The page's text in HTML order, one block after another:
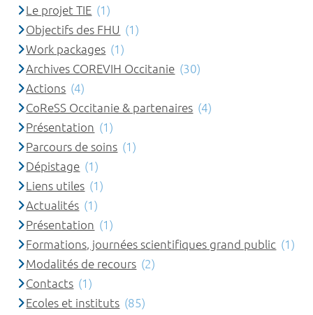
Le projet TIE (1)
Objectifs des FHU (1)
Work packages (1)
Archives COREVIH Occitanie (30)
Actions (4)
CoReSS Occitanie & partenaires (4)
Présentation (1)
Parcours de soins (1)
Dépistage (1)
Liens utiles (1)
Actualités (1)
Présentation (1)
Formations, journées scientifiques grand public (1)
Modalités de recours (2)
Contacts (1)
Ecoles et instituts (85)